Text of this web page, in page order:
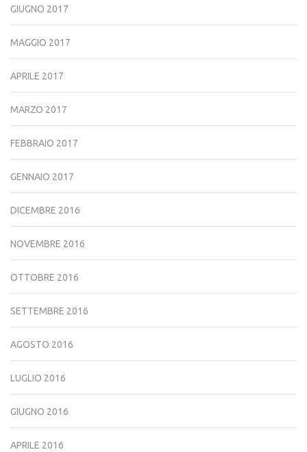
GIUGNO 2017
MAGGIO 2017
APRILE 2017
MARZO 2017
FEBBRAIO 2017
GENNAIO 2017
DICEMBRE 2016
NOVEMBRE 2016
OTTOBRE 2016
SETTEMBRE 2016
AGOSTO 2016
LUGLIO 2016
GIUGNO 2016
APRILE 2016